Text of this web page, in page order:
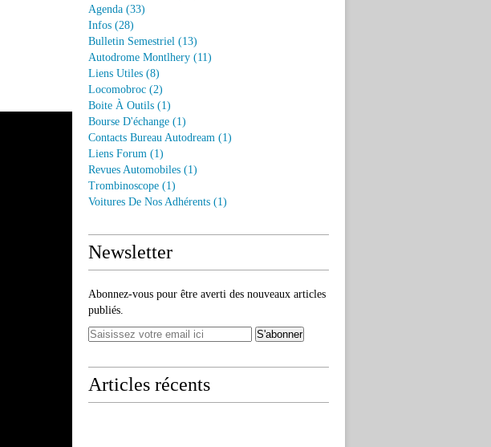
Agenda (33)
Infos (28)
Bulletin Semestriel (13)
Autodrome Montlhery (11)
Liens Utiles (8)
Locomobroc (2)
Boite À Outils (1)
Bourse D'échange (1)
Contacts Bureau Autodream (1)
Liens Forum (1)
Revues Automobiles (1)
Trombinoscope (1)
Voitures De Nos Adhérents (1)
Newsletter
Abonnez-vous pour être averti des nouveaux articles
publiés.
Articles récents